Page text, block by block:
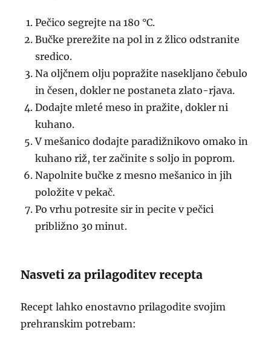
Pečico segrejte na 180 °C.
Bučke prerežite na pol in z žlico odstranite
sredico.
Na oljčnem olju popražite nasekljano čebulo
in česen, dokler ne postaneta zlato-rjava.
Dodajte mleté meso in pražite, dokler ni
kuhano.
V mešanico dodajte paradižnikovo omako in
kuhano riž, ter začinite s soljo in poprom.
Napolnite bučke z mesno mešanico in jih
položite v pekač.
Po vrhu potresite sir in pecite v pečici
približno 30 minut.
Nasveti za prilagoditev recepta
Recept lahko enostavno prilagodite svojim
prehranskim potrebam: